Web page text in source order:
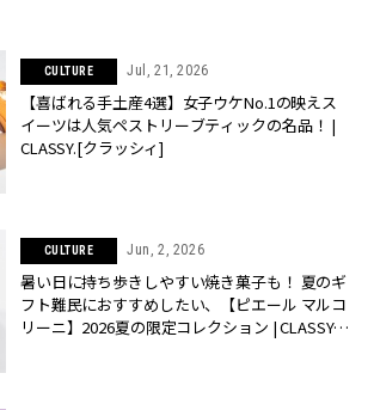
CULTURE Jul, 21, 2026
【喜ばれる手土産4選】女子ウケNo.1の映えス
イーツは人気ペストリーブティックの名品！ |
CLASSY.[クラッシィ]
CULTURE Jun, 2, 2026
暑い日に持ち歩きしやすい焼き菓子も！ 夏のギ
フト難民におすすめしたい、【ピエール マルコ
リーニ】2026夏の限定コレクション | CLASSY.